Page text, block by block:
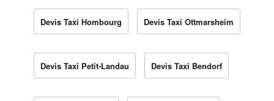
Devis Taxi Hombourg Devis Taxi Ottmarsheim
Devis Taxi Petit-Landau Devis Taxi Bendorf